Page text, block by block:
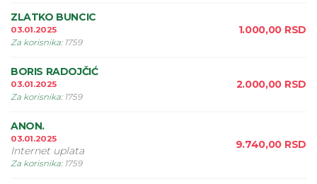
ZLATKO BUNCIC
03.01.2025
Za korisnika: 1759
1.000,00 RSD
BORIS RADOJČIĆ
03.01.2025
Za korisnika: 1759
2.000,00 RSD
ANON.
03.01.2025
Internet uplata
Za korisnika: 1759
9.740,00 RSD